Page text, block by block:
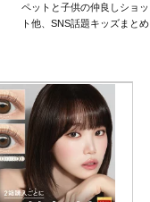
ペットと子供の仲良しショッ
ト他、SNS話題キッズまとめ